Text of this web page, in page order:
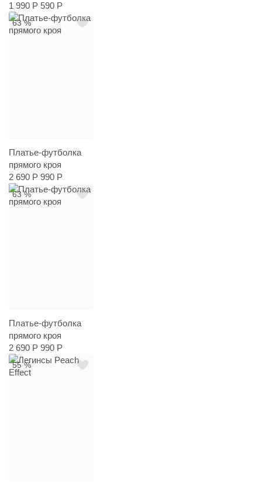
1 990 Р 590 Р
63 %
Платье-футболка
прямого кроя
2 690 Р 990 Р
63 %
Платье-футболка
прямого кроя
2 690 Р 990 Р
55 %